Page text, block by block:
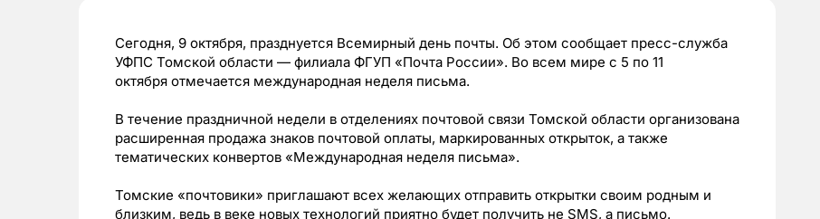
Сегодня, 9 октября, празднуется Всемирный день почты. Об этом сообщает пресс-служба
УФПС Томской области — филиала ФГУП «Почта России». Во всем мире с 5 по 11
октября отмечается международная неделя письма.
В течение праздничной недели в отделениях почтовой связи Томской области организована
расширенная продажа знаков почтовой оплаты, маркированных открыток, а также
тематических конвертов «Международная неделя письма».
Томские «почтовики» приглашают всех желающих отправить открытки своим родным и
близким, ведь в веке новых технологий приятно будет получить не SMS, а письмо.